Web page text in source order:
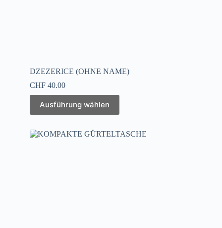
DZEZERICE (OHNE NAME)
CHF 40.00
Ausführung wählen